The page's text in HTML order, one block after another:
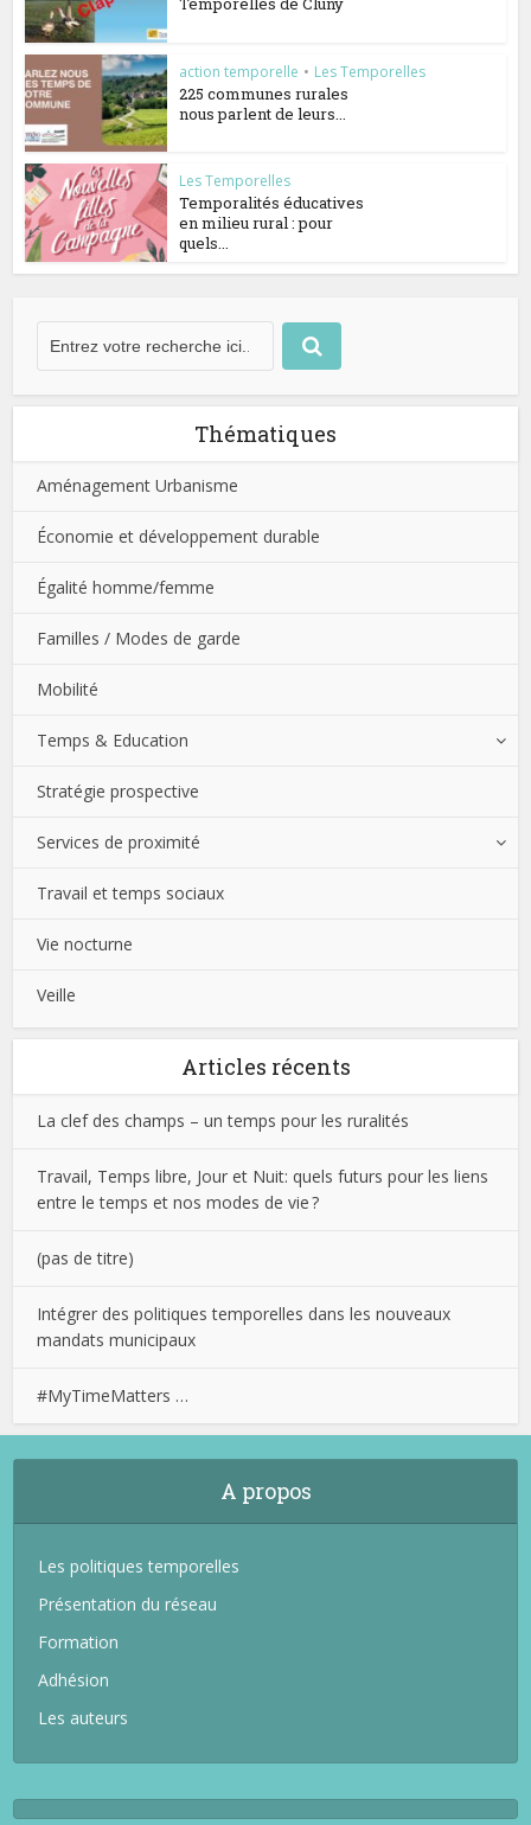
action temporelle • Les Temporelles
225 communes rurales
nous parlent de leurs...
Les Temporelles
Temporalités éducatives
en milieu rural : pour
quels...
Thématiques
Aménagement Urbanisme
Économie et développement durable
Égalité homme/femme
Familles / Modes de garde
Mobilité
Temps & Education
Stratégie prospective
Services de proximité
Travail et temps sociaux
Vie nocturne
Veille
Articles récents
La clef des champs – un temps pour les ruralités
Travail, Temps libre, Jour et Nuit: quels futurs pour les liens
entre le temps et nos modes de vie ?
(pas de titre)
Intégrer des politiques temporelles dans les nouveaux
mandats municipaux
#MyTimeMatters …
A propos
Les politiques temporelles
Présentation du réseau
Formation
Adhésion
Les auteurs